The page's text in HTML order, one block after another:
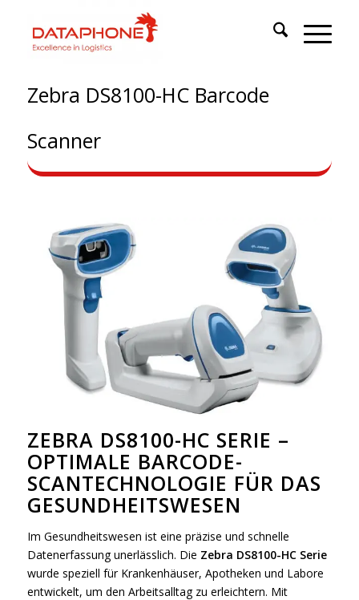
Zebra DS8100-HC Barcode
Scanner
ZEBRA DS8100-HC SERIE –
OPTIMALE BARCODE-
SCANTECHNOLOGIE FÜR DAS
GESUNDHEITSWESEN
Im Gesundheitswesen ist eine präzise und schnelle
Datenerfassung unerlässlich. Die Zebra DS8100-HC Serie
wurde speziell für Krankenhäuser, Apotheken und Labore
entwickelt, um den Arbeitsalltag zu erleichtern. Mit